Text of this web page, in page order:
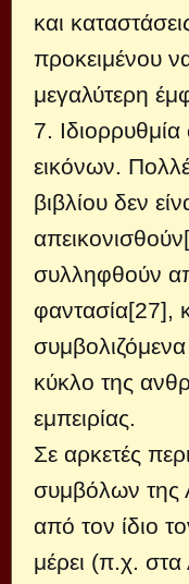
και
προκειμένου
μεγαλύτερη
7.
εικόνων.
βιβλίου δεν
συλληφθούν
φαντασία[27],
κύκλο της
εμπειρίας.
Σε αρκετές
συμβόλων της
από τον ίδιο
μέρει (π.χ.